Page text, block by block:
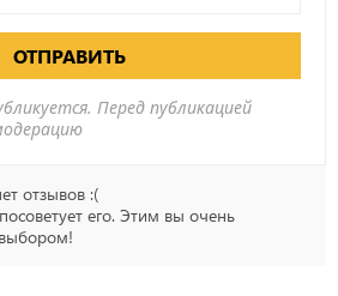
ОТПРАВИТЬ
Перед публикацией
отзывов :(
его. Этим вы очень